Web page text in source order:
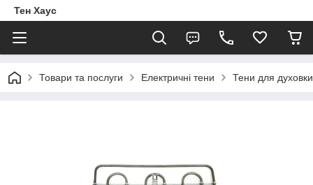
Тен Хаус
Товари та послуги Електричні тени Тени для духовки